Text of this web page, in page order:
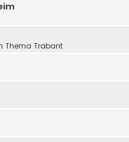
Thema Trabant